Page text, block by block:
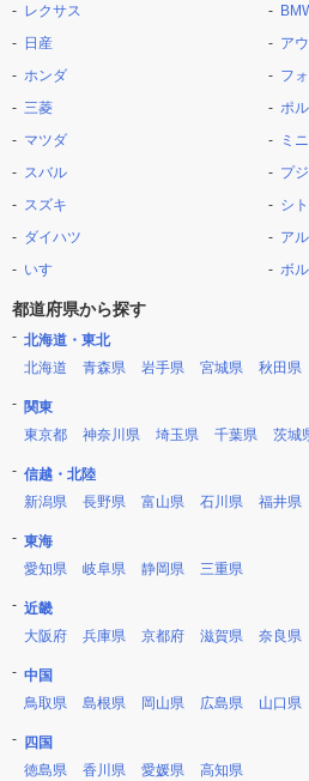
レクサス
日産
ホンダ
三菱
マツダ
スバル
スズキ
ダイハツ
いすゞ
ア
フ
ポ
ミニ
プ
シ
ア
ボ
都道府県から探す
北海道・東北
北海道
青森県 岩手県 宮城県 秋田県
関東
東京都
神奈川県 埼玉県 千葉県 茨城
信越・北陸
新潟県
長野県 富山県 石川県 福井県
東海
愛知県
岐阜県 静岡県 三重県
近畿
大阪府
兵庫県 京都府 滋賀県 奈良県
中国
鳥取県
島根県 岡山県 広島県 山口県
四国
徳島県
香川県 愛媛県 高知県